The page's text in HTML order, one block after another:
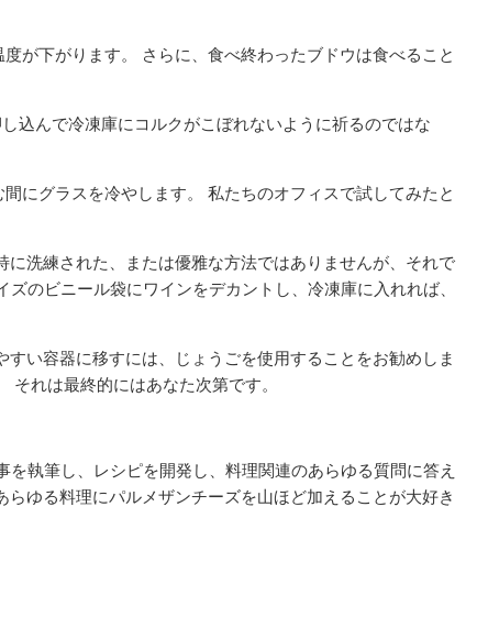
が下がります。 さらに、食べ終わったブドウは食べること
込んで冷凍庫にコルクがこぼれないように祈るのではな
にグラスを冷やします。 私たちのオフィスで試してみたと
洗練された、または優雅な方法ではありませんが、それで
のビニール袋にワインをデカントし、冷凍庫に入れれば、
い容器に移すには、じょうごを使用することをお勧めしま
れは最終的にはあなた次第です。
執筆し、レシピを開発し、料理関連のあらゆる質問に答え
ゆる料理にパルメザンチーズを山ほど加えることが大好き